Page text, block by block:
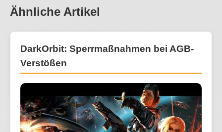
Ähnliche Artikel
DarkOrbit: Sperrmaßnahmen bei AGB-
Verstößen